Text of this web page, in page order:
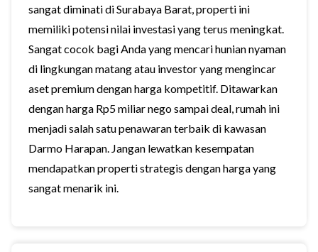
sangat diminati di Surabaya Barat, properti ini
memiliki potensi nilai investasi yang terus meningkat.
Sangat cocok bagi Anda yang mencari hunian nyaman
di lingkungan matang atau investor yang mengincar
aset premium dengan harga kompetitif. Ditawarkan
dengan harga Rp5 miliar nego sampai deal, rumah ini
menjadi salah satu penawaran terbaik di kawasan
Darmo Harapan. Jangan lewatkan kesempatan
mendapatkan properti strategis dengan harga yang
sangat menarik ini.